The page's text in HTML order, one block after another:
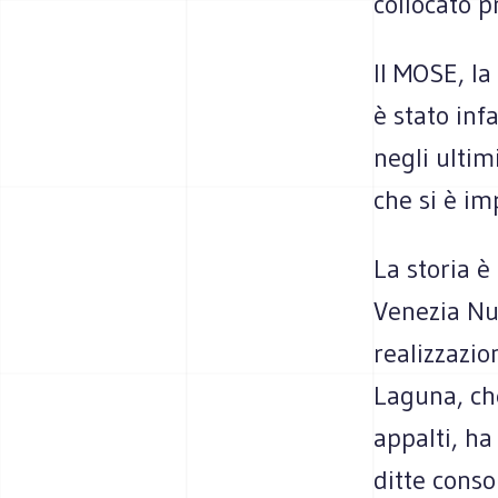
Il MOSE,
è stato
negli
che si è
La storia
Venezia
Laguna,
appalti,
ditte